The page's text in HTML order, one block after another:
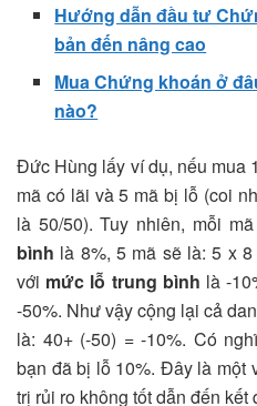
Hướng dẫn đầu tư
bản đến nâng cao
Mua Chứng khoán ở
nào?
Đức Hùng lấy ví dụ, nếu mua
mã có lãi và 5 mã bị lỗ (coi
là 50/50). Tuy nhiên, mỗi
bình là 8%, 5 mã sẽ là: 5 x
với mức lỗ trung bình là -
-50%. Như vậy cộng lại cả
là: 40+ (-50) = -10%. Có
bạn đã bị lỗ 10%. Đây là một
trị rủi ro không tốt dẫn đến kết